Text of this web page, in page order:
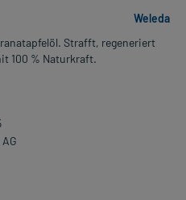
Weleda
Strafft, regeneriert
100 % Naturkraft.